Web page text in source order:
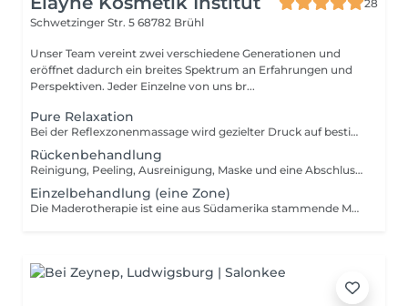
28
Schwetzinger Str. 5 68782 Brühl
Unser Team vereint zwei verschiedene Generationen und
eröffnet dadurch ein breites Spektrum an Erfahrungen und
Perspektiven. Jeder Einzelne von uns br...
Pure Relaxation
Bei der Reflexzonenmassage wird gezielter Druck auf bestimmte Bereiche der Füße/Hände ausgeübt, die bestimmten Körperregionen entsprechen. Die Reflexzonenmassage ist eine sofort entspannende und beruhigende Behandlung die jedem hilft, der unter Stress leidet. Kopfmassage/ Rückenmassage: Du leidest häufig unter Kopfschmerzen oder Rückenschmerzen z.B. aufgrund von Verspannungen? Dann ist eine entspannende Kopfmassage/Rückenmassage vielleicht genau das Richtige für dich. Verspannungen aus dem Schulter- und Nackenbereich ziehen oft bis in den Kopf und sorgen dort für Schmerzen. Der Kopf beziehungsweise die Haut wird mit pflegenden, regenerierenden und beruhigenden Aromaölen behandelt, während gezielte Druckpunkte helfen, Verspannungen zu lösen.
Rückenbehandlung
Reinigung, Peeling, Ausreinigung, Maske und eine Abschlusspflege
Einzelbehandlung (eine Zone)
Die Maderotherapie ist eine aus Südamerika stammende Massagetechnik, bei der speziell geformte Holzinstrumente eingesetzt werden. Diese regen den Lymphfluss an, lösen Verspannungen, aktivieren den Stoffwechsel und unterstützen den natürlichen Abtransport von Flüssigkeiten aus dem Gewebe. Gleichzeitig trägt die tiefe Gewebestimulation zur sichtbaren Reduktion von Cellulite und zur Straffung der Haut bei. Ob zur Körperformung, zur Entspannung oder zur Verbesserung des Hautbildes die Maderotherapie bietet eine natürliche, ganzheitliche Behandlung, die Körper und Wohlbefinden nachhaltig unterstützt. Wir bieten individuell zu Ihre Bedürfnisse Paketpreise an. Es sind ab Preise und wird nach der verschiedene Zone unterschiedlich berechnet.